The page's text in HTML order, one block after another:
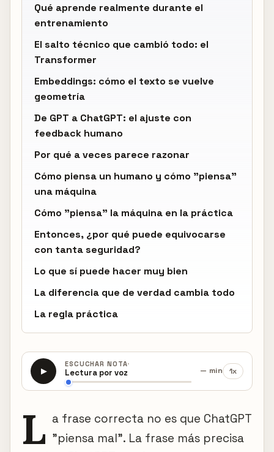
Qué aprende realmente durante el
entrenamiento
El salto técnico que cambió todo: el
Transformer
Embeddings: cómo el texto se vuelve
geometría
De GPT a ChatGPT: el ajuste con
feedback humano
Por qué a veces parece razonar
Cómo piensa un humano y cómo "piensa"
una máquina
Cómo "piensa" la máquina en la práctica
Entonces, ¿por qué puede equivocarse
con tanta seguridad?
Lo que sí puede hacer muy bien
La diferencia que de verdad cambia todo
La regla práctica
▶
ESCUCHAR NOTA·
Lectura por voz
— min 1x
L a frase correcta no es que ChatGPT
"piensa mal". La frase más precisa